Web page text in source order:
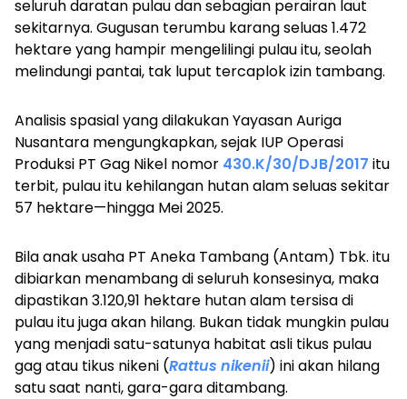
seluruh daratan pulau dan sebagian perairan laut
sekitarnya. Gugusan terumbu karang seluas 1.472
hektare yang hampir mengelilingi pulau itu, seolah
melindungi pantai, tak luput tercaplok izin tambang.
Analisis spasial yang dilakukan Yayasan Auriga
Nusantara mengungkapkan, sejak IUP Operasi
Produksi PT Gag Nikel nomor 430.K/30/DJB/2017 itu
terbit, pulau itu kehilangan hutan alam seluas sekitar
57 hektare—hingga Mei 2025.
Bila anak usaha PT Aneka Tambang (Antam) Tbk. itu
dibiarkan menambang di seluruh konsesinya, maka
dipastikan 3.120,91 hektare hutan alam tersisa di
pulau itu juga akan hilang. Bukan tidak mungkin pulau
yang menjadi satu-satunya habitat asli tikus pulau
gag atau tikus nikeni (Rattus nikenii) ini akan hilang
satu saat nanti, gara-gara ditambang.